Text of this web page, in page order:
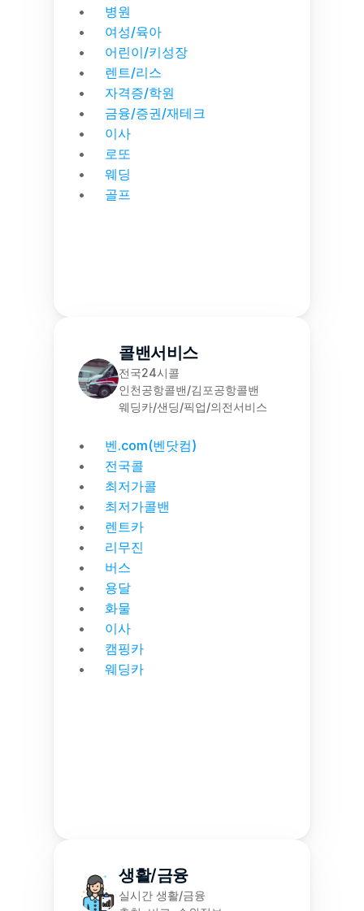
병원
여성/육아
어린이/키성장
렌트/리스
자격증/학원
금융/증권/재테크
이사
로또
웨딩
골프
콜밴서비스
전국24시콜
인천공항콜밴/김포공항콜밴
웨딩카/샌딩/픽업/의전서비스
벤.com(벤닷컴)
전국콜
최저가콜
최저가콜밴
렌트카
리무진
버스
용달
화물
이사
캠핑카
웨딩카
생활/금융
실시간 생활/금융